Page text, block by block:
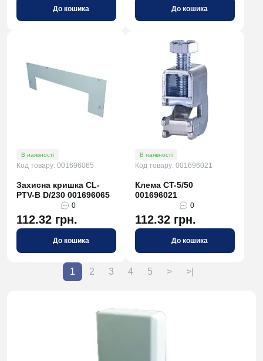
До кошика До кошика
В наявності
Код товару: 001696065
Захисна кришка CL-
PTV-B D/230 001696065
0
112.32 грн.
До кошика
В наявності
Код товару: 001696021
Клема CT-5/50
001696021
0
112.32 грн.
До кошика
1 2 3 4 5 > >|